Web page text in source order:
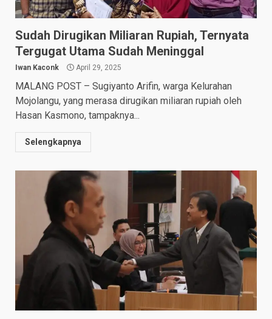
Sudah Dirugikan Miliaran Rupiah, Ternyata
Tergugat Utama Sudah Meninggal
Iwan Kaconk April 29, 2025
MALANG POST­ – Sugiyanto Arifin, warga Kelurahan
Mojolangu, yang merasa dirugikan miliaran rupiah oleh
Hasan Kasmono, tampaknya...
Selengkapnya